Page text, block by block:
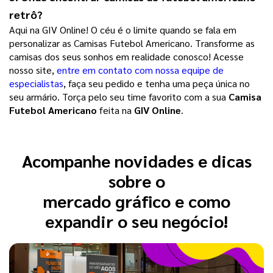
retrô?
Aqui na GIV Online! O céu é o limite quando se fala em
personalizar as Camisas Futebol Americano. Transforme as
camisas dos seus sonhos em realidade conosco! Acesse
nosso site, entre em contato com nossa equipe de
especialistas, faça seu pedido e tenha uma peça única no
seu armário. Torça pelo seu time favorito com a sua Camisa
Futebol Americano feita na GIV Online.
Acompanhe novidades e dicas
sobre o
mercado gráfico e como
expandir o seu negócio!